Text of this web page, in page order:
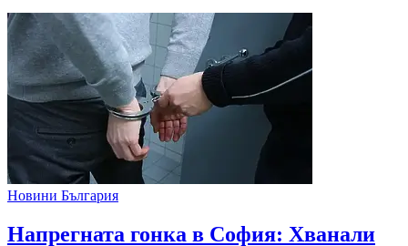
Новини България
Напрегната гонка в София: Хванали